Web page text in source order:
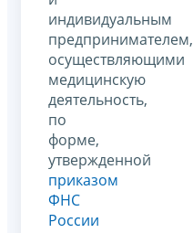
индивидуальным
предпринимателем,
осуществляющими
медицинскую
деятельность,
по
форме,
утвержденной
приказом
ФНС
России